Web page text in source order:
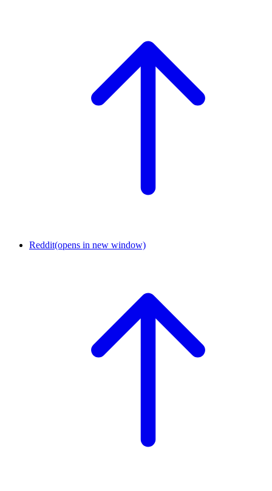
Reddit(opens in new window)